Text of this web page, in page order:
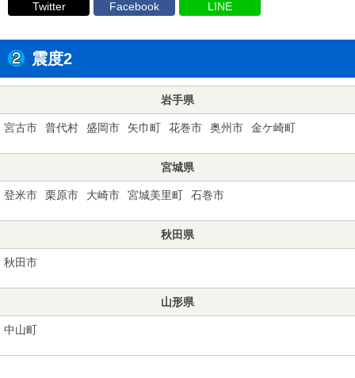
Twitter Facebook LINE
震度2
岩手県
宮古市 普代村 盛岡市 矢巾町 花巻市 奥州市 金ケ崎町
宮城県
登米市 栗原市 大崎市 宮城美里町 石巻市
秋田県
秋田市
山形県
中山町